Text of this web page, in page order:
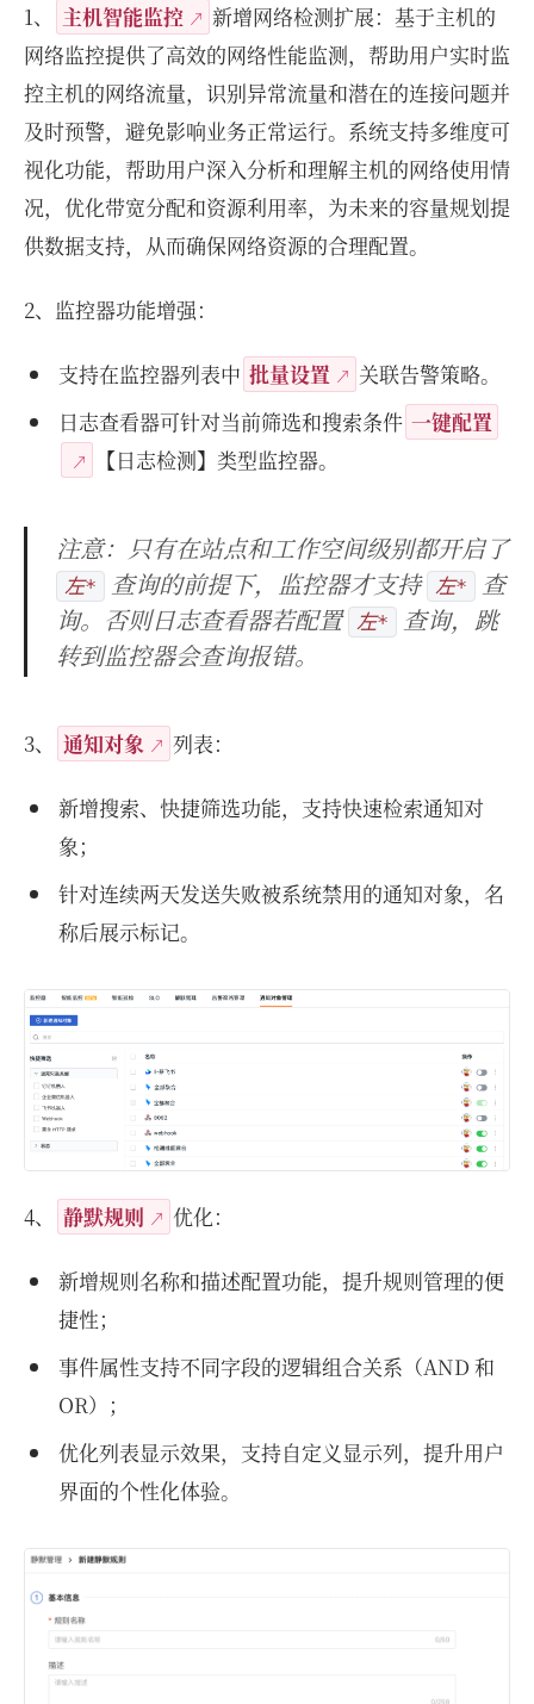
1、 主机智能监控
新增网络检测扩展：基于主机的
网络监控提供了高效的网络性能监测，帮助用户实时监
控主机的网络流量，识别异常流量和潜在的连接问题并
及时预警，避免影响业务正常运行。系统支持多维度可
视化功能，帮助用户深入分析和理解主机的网络使用情
况，优化带宽分配和资源利用率，为未来的容量规划提
供数据支持，从而确保网络资源的合理配置。
2、监控器功能增强：
支持在监控器列表中 批量设置
关联告警策略。
日志查看器可针对当前筛选和搜索条件 一键配置
【日志检测】类型监控器。
注意：只有在站点和工作空间级别都开启了
左* 查询的前提下，监控器才支持 左*
查
询。否则日志查看器若配置 左*
查询，跳
转到监控器会查询报错。
3、 通知对象 列表：
新增搜索、快捷筛选功能，支持快速检索通知对
象；
针对连续两天发送失败被系统禁用的通知对象，名
称后展示标记。
4、 静默规则 优化：
新增规则名称和描述配置功能，提升规则管理的便
捷性；
事件属性支持不同字段的逻辑组合关系（AND 和
OR）；
优化列表显示效果，支持自定义显示列，提升用户
界面的个性化体验。